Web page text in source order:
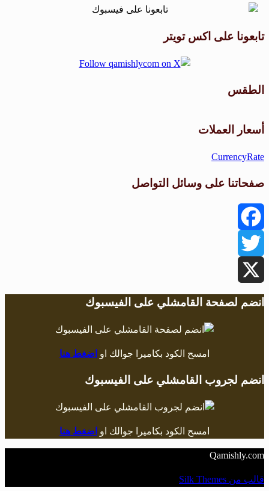
تابعونا على اكس تويتر
الطقس
أسعار العملات
CurrencyRate
صفحاتنا على وسائل التواصل
Facebook
Twitter
X
انضم لصفحة القامشلي على الفيسبوك
امسح الكود بكاميرا جوالك او اضغط هنا
انضم لجروب القامشلي على الفيسبوك
امسح الكود بكاميرا جوالك او اضغط هنا
Qamishly.com
قالب من Silk Themes